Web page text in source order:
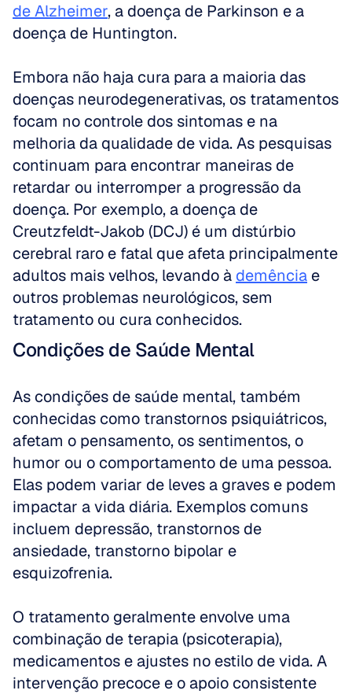
de Alzheimer, a doença de Parkinson e a
doença de Huntington.
Embora não haja cura para a maioria das
doenças neurodegenerativas, os tratamentos
focam no controle dos sintomas e na
melhoria da qualidade de vida. As pesquisas
continuam para encontrar maneiras de
retardar ou interromper a progressão da
doença. Por exemplo, a doença de
Creutzfeldt-Jakob (DCJ) é um distúrbio
cerebral raro e fatal que afeta principalmente
adultos mais velhos, levando à demência e
outros problemas neurológicos, sem
tratamento ou cura conhecidos.
Condições de Saúde Mental
As condições de saúde mental, também
conhecidas como transtornos psiquiátricos,
afetam o pensamento, os sentimentos, o
humor ou o comportamento de uma pessoa.
Elas podem variar de leves a graves e podem
impactar a vida diária. Exemplos comuns
incluem depressão, transtornos de
ansiedade, transtorno bipolar e
esquizofrenia.
O tratamento geralmente envolve uma
combinação de terapia (psicoterapia),
medicamentos e ajustes no estilo de vida. A
intervenção precoce e o apoio consistente